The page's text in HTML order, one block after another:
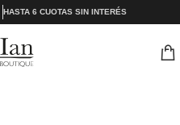
HASTA 6 CUOTAS SIN INTERÉS